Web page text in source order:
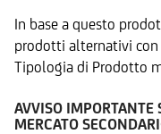
In base a questo
prodotti alternativi con
Tipologia di Prodotto
AVVISO IMPORTANTE
MERCATO